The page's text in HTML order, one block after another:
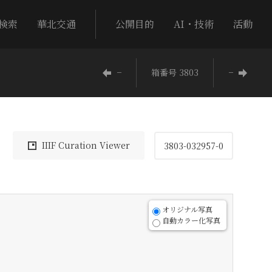
索 華北交通 公開目的 AI・技術 活動
− 箱番号 3803 −
IIIF Curation Viewer 3803-032957-0
オリジナル写真
自動カラー化写真